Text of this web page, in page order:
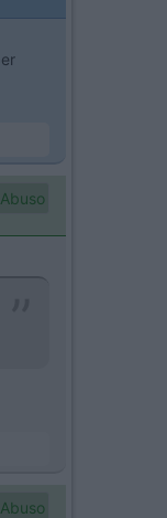
Abuso
Abuso